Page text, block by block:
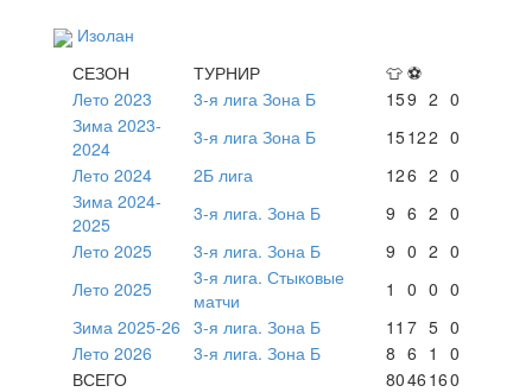
Изолан
СЕЗОН
ТУРНИР 👕 ⚽
Лето 2023
3-я лига Зона Б 159 2 0
Зима 2023-
2024
3-я лига Зона Б 15122 0
Лето 2024
2Б лига 126 2 0
Зима 2024-
2025
3-я лига. Зона Б 9 6 2 0
Лето 2025
3-я лига. Зона Б 9 0 2 0
Лето 2025
3-я лига. Стыковые
матчи
1 0 0 0
Зима 2025-26 3-я лига. Зона Б 11 7 5 0
Лето 2026
3-я лига. Зона Б 8 6 1
0
ВСЕГО
8046 160